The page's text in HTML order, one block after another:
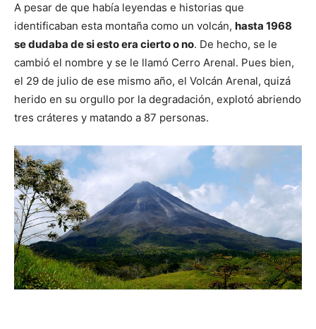
A pesar de que había leyendas e historias que
identificaban esta montaña como un volcán, hasta 1968
se dudaba de si esto era cierto o no. De hecho, se le
cambió el nombre y se le llamó Cerro Arenal. Pues bien,
el 29 de julio de ese mismo año, el Volcán Arenal, quizá
herido en su orgullo por la degradación, explotó abriendo
tres cráteres y matando a 87 personas.